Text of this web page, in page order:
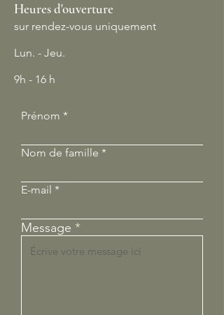
Heures d'ouverture
sur rendez-vous uniquement
Lun. - Jeu.
9h - 16 h
Prénom
Nom de famille
E-mail
Message